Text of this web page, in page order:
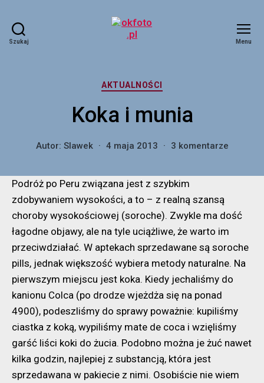
Szukaj Menu
Kategorie
AKTUALNOŚCI
Koka i munia
Autor: Slawek 4 maja 2013 3 komentarzedo
Podróż po Peru związana jest z szybkim
zdobywaniem wysokości, a to – z realną szansą
choroby wysokościowej (soroche). Zwykle ma dość
łagodne objawy, ale na tyle uciążliwe, że warto im
przeciwdziałać. W aptekach sprzedawane są soroche
pills, jednak większość wybiera metody naturalne. Na
pierwszym miejscu jest koka. Kiedy jechaliśmy do
kanionu Colca (po drodze wjeżdża się na ponad
4900), podeszliśmy do sprawy poważnie: kupiliśmy
ciastka z koką, wypiliśmy mate de coca i wzięliśmy
garść liści koki do żucia. Podobno można je żuć nawet
kilka godzin, najlepiej z substancją, która jest
sprzedawana w pakiecie z nimi. Osobiście nie wiem